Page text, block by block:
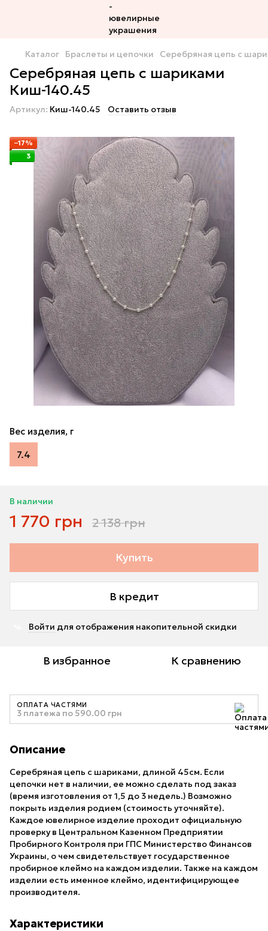
Каталог Браслеты и цепочки Серебряная цепь с
Серебряная цепь с шариками
Киш-140.45
Артикул: Киш-140.45 Оставить отзыв
−17%
3
Вес изделия, г
7.4
В наличии
1 770 грн 2 138 грн
Купить
В кредит
Войти для отображения накопительной скидки
В избранное К сравнению
ОПЛАТА ЧАСТЯМИ
3 платежа по 590.00 грн
Описание
Серебряная цепь с шариками, длиной 45см. Если
цепочки нет в наличии, ее можно сделать под заказ
(время изготовления от 1,5 до 3 недель.) Возможно
покрыть изделия родием (стоимость уточняйте).
Каждое ювелирное изделие проходит официальную
проверку в Центральном Казенном Предприятии
Пробирного Контроля при ГПС Министерство Финансов
Украины, о чем свидетельствует государственное
пробирное клеймо на каждом изделии. Также на каждом
изделии есть именное клеймо, идентифицирующее
производителя.
Характеристики